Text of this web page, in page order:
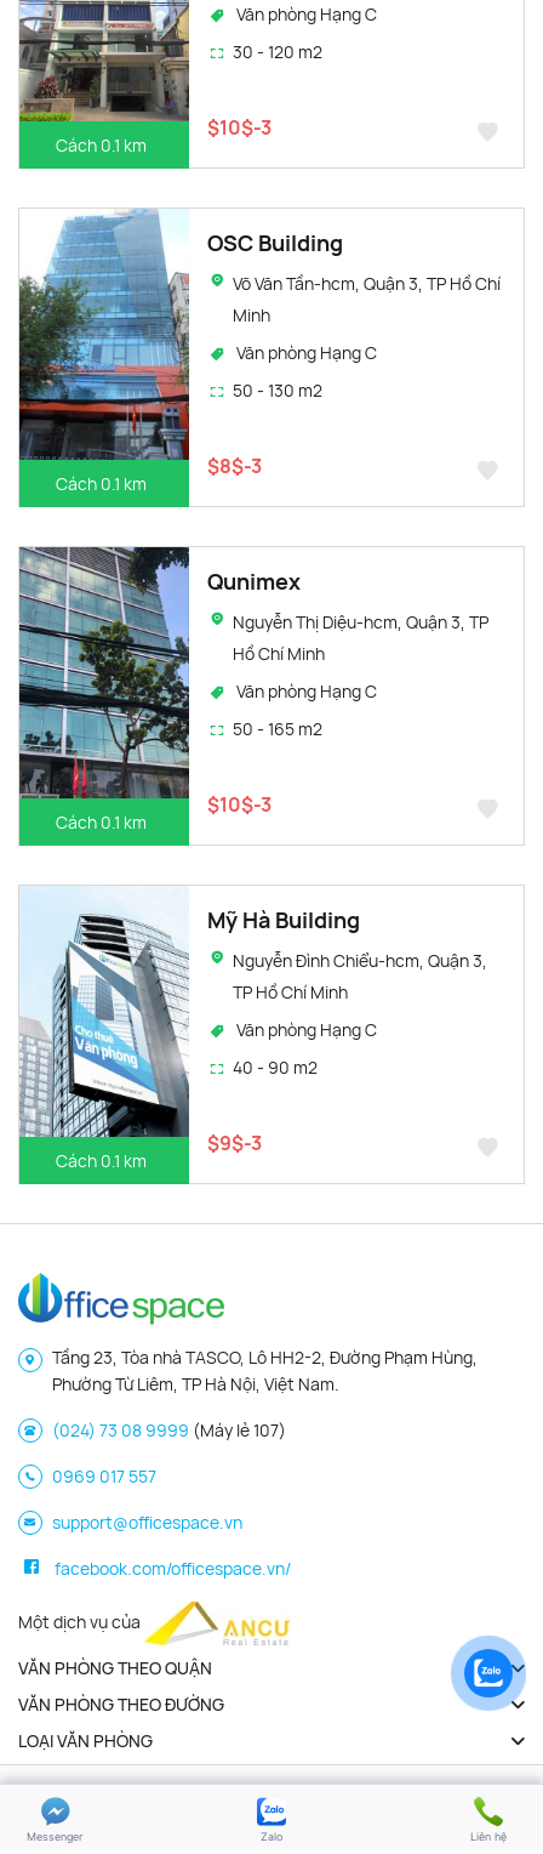
Cách 0.1 km
Văn phòng Hạng C
30 - 120 m2
$10$-3
Cách 0.1 km
OSC Building
Võ Văn Tần-hcm, Quận 3, TP Hồ Chí
Minh
Văn phòng Hạng C
50 - 130 m2
$8$-3
Cách 0.1 km
Qunimex
Nguyễn Thị Diệu-hcm, Quận 3, TP
Hồ Chí Minh
Văn phòng Hạng C
50 - 165 m2
$10$-3
Cách 0.1 km
Mỹ Hà Building
Nguyễn Đình Chiểu-hcm, Quận 3,
TP Hồ Chí Minh
Văn phòng Hạng C
40 - 90 m2
$9$-3
Tầng 23, Tòa nhà TASCO, Lô HH2-2, Đường Phạm Hùng,
Phường Từ Liêm, TP Hà Nội, Việt Nam.
(024) 73 08 9999 (Máy lẻ 107)
0969 017 557
support@officespace.vn
facebook.com/officespace.vn/
Một dịch vụ của
VĂN PHÒNG THEO QUẬN
VĂN PHÒNG THEO ĐƯỜNG
LOẠI VĂN PHÒNG
Copyright 2026 | Officespace.vn. All Rights Reserved
Chính sách bảo mật
Điều khoản sử dụng
Messenger Zalo Liên hệ